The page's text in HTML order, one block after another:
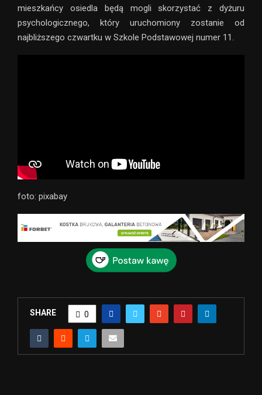
mieszkańcy osiedla będą mogli skorzystać z dyżuru
psychologicznego, który uruchomiony zostanie od
najbliższego czwartku w Szkole Podstawowej numer 11.
foto: pixabay
SHARE 0